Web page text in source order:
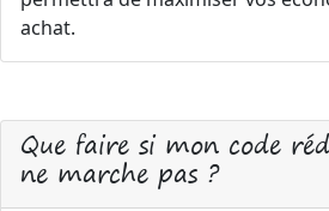
achat.
Que faire si mon code
ne marche pas ?